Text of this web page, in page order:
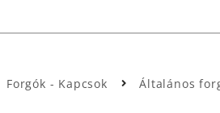
Forgók - Kapcsok Általános